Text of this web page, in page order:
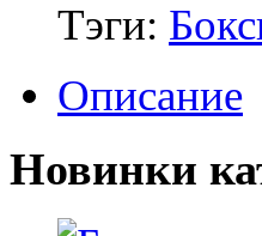
Тэги:
Описание
Новинки